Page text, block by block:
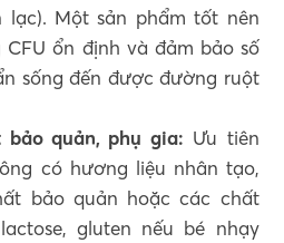
lạc). Một sản phẩm tốt nên
ổn định và đảm bảo số
sống đến được đường ruột
bảo quản, phụ gia: Ưu tiên
có hương liệu nhân tạo,
bảo quản hoặc các chất
gluten nếu bé nhạy